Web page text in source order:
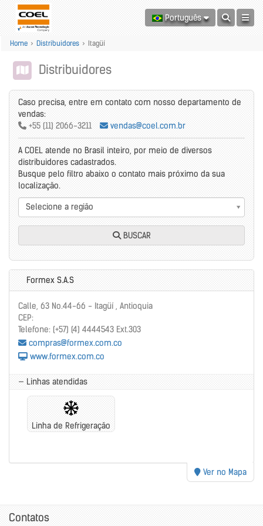
Português
Home > Distribuidores > Itagüí
Distribuidores
Caso precisa, entre em contato com nosso departamento de
vendas:
+55 (11) 2066-3211
vendas@coel.com.br
A COEL atende no Brasil inteiro, por meio de diversos
distribuidores cadastrados.
Busque pelo filtro abaixo o contato mais próximo da sua
localização.
Selecione a região
BUSCAR
Formex S.A.S
Calle, 63 No.44-66 - Itagüí , Antioquia
CEP:
Telefone: (+57) (4) 4444543 Ext.303
compras@formex.com.co
www.formex.com.co
— Linhas atendidas
Linha de Refrigeração
Ver no Mapa
Contatos